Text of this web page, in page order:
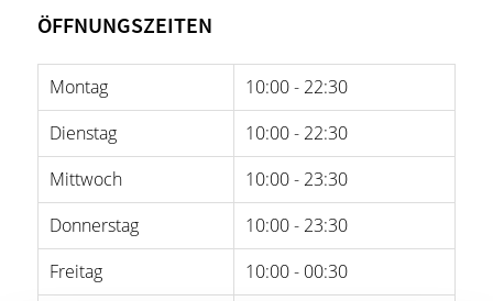
ÖFFNUNGSZEITEN
Montag
10:00 - 22:30
Dienstag
10:00 - 22:30
Mittwoch
10:00 - 23:30
Donnerstag
10:00 - 23:30
Freitag
10:00 - 00:30